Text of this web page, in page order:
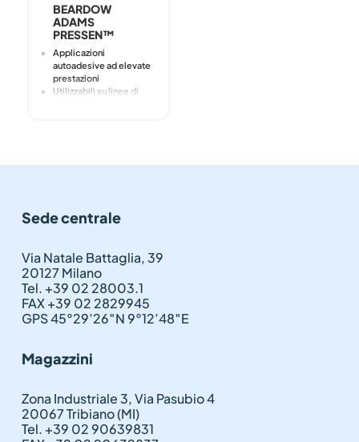
BEARDOW
ADAMS
PRESSEN™
Applicazioni
autoadesive ad elevate
prestazioni
Utilizzabili su linee di
diversi gradi di
Formulazioni con un
alcali ed esenti da oli
minerali di tipo MOSH e
MOAH
Resistenza ai raggi UV
Prodotti adatti per il
contatto alimentare
Sede centrale
Via Natale Battaglia, 39
20127 Milano
Tel. +39 02 28003.1
FAX +39 02 2829945
GPS 45°29’26″N 9°12’48″E
Magazzini
Zona Industriale 3, Via Pasubio 4
20067 Tribiano (MI)
Tel. +39 02 90639831